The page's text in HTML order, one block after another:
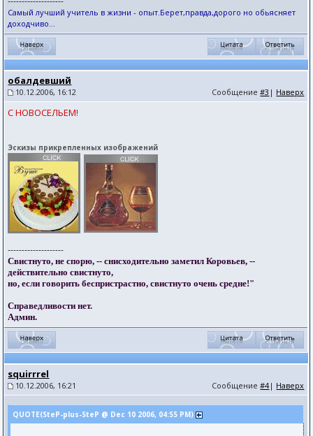
Самый лучший учитель в жизни - опыт.Берет,правда,дорого но обьясняет
доходчиво...
обалдевший
10.12.2006, 16:12 Сообщение#3 | Наверх
С НОВОСЕЛЬЕМ!
Эскизы прикрепленных изображений
--------------------
Свистнуто, не спорю, -- снисходительно заметил Коровьев, --
действительно свистнуто,
но, если говорить беспристрастно, свистнуто очень средне!"
Справедливости нет.
Админ.
squirrrel
10.12.2006, 16:21 Сообщение#4| Наверх
QUOTE(SteP-plus-SteP @ Dec 10 2006, 04:55 PM)